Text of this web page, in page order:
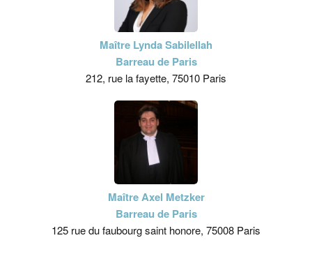
Maître Lynda Sabilellah
Barreau de Paris
212, rue la fayette, 75010 Paris
Maître Axel Metzker
Barreau de Paris
125 rue du faubourg saint honore, 75008 Paris